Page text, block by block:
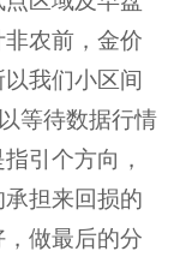
农前，金价
我们小区间
等待数据行情
引个方向，
担来回损的
做最后的分